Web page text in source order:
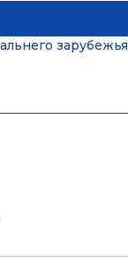
зарубежья